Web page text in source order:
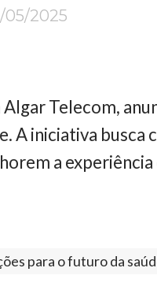
05/2025
Telecom,
A iniciativa
a experiência
para o futuro da